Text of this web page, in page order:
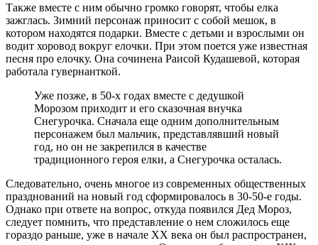
Также вместе с ним обычно громко говорят, чтобы елка
зажглась. Зимний персонаж приносит с собой мешок, в
котором находятся подарки. Вместе с детьми и взрослыми он
водит хоровод вокруг елочки. При этом поется уже известная
песня про елочку. Она сочинена Раисой Кудашевой, которая
работала гувернанткой.
Уже позже, в 50-х годах вместе с дедушкой
Морозом приходит и его сказочная внучка
Снегурочка. Сначала еще одним дополнительным
персонажем был мальчик, представлявший новый
год, но он не закрепился в качестве
традиционного героя елки, а Снегурочка осталась.
Следовательно, очень многое из современных общественных
празднований на новый год сформировалось в 30-50-е годы.
Однако при ответе на вопрос, откуда появился Дед Мороз,
следует помнить, что представление о нем сложилось еще
гораздо раньше, уже в начале XX века он был распространен,